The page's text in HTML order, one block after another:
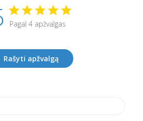
Pagal 4 apžvalgas
Rašyti apžvalgą